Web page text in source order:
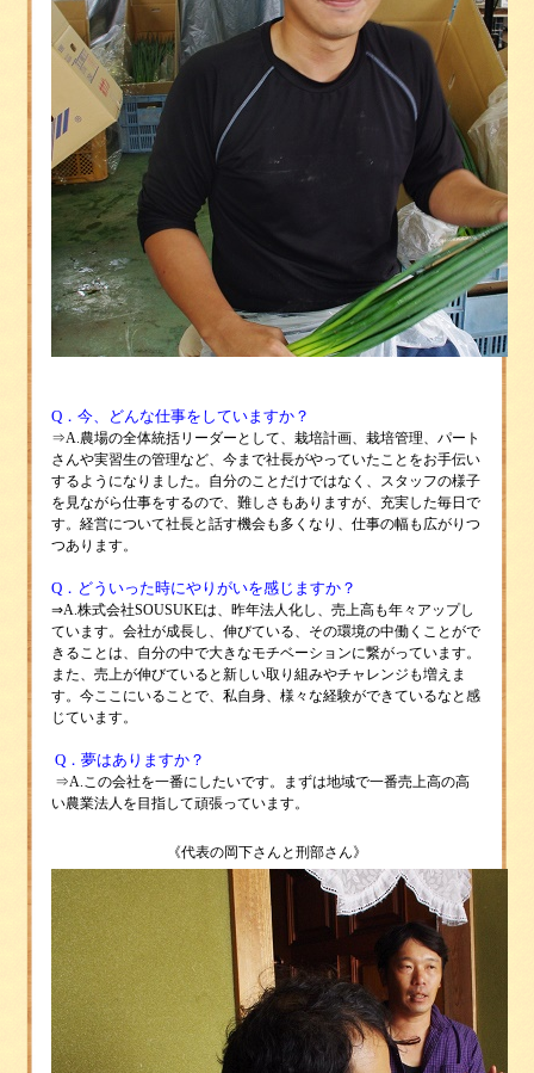
Q．今、どんな仕事をしていますか？
⇒A.農場の全体統括リーダーとして、栽培計画、栽培管理、パート
さんや実習生の管理など、今まで社長がやっていたことをお手伝い
するようになりました。自分のことだけではなく、スタッフの様子
を見ながら仕事をするので、難しさもありますが、充実した毎日で
す。経営について社長と話す機会も多くなり、仕事の幅も広がりつ
つあります。
Q．どういった時にやりがいを感じますか？
⇒A.株式会社SOUSUKEは、昨年法人化し、売上高も年々アップし
ています。会社が成長し、伸びている、その環境の中働くことがで
きることは、自分の中で大きなモチベーションに繋がっています。
また、売上が伸びていると新しい取り組みやチャレンジも増えま
す。今ここにいることで、私自身、様々な経験ができているなと感
じています。
Q．夢はありますか？
⇒A.この会社を一番にしたいです。まずは地域で一番売上高の高
い農業法人を目指して頑張っています。
《代表の岡下さんと刑部さん》